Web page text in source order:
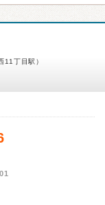
11丁目駅）